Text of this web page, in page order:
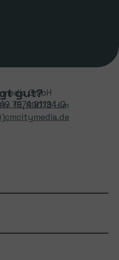
gut?
GmbH
15, 89073 Ulm
7974 91194-0